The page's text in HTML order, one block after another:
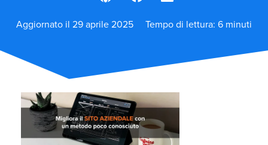
Aggiornato il 29 aprile 2025 Tempo di lettura: 6 minuti